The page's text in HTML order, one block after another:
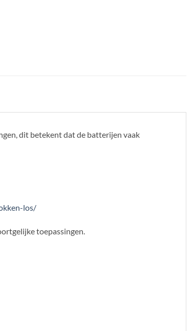
dit betekent dat de batterijen vaak
los/
toepassingen.